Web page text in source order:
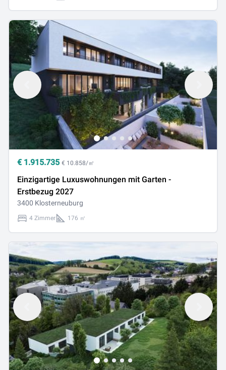
€ 1.915.735 € 10.858/㎡
Einzigartige Luxuswohnungen mit Garten -
Erstbezug 2027
3400 Klosterneuburg
4 Zimmer 176 ㎡